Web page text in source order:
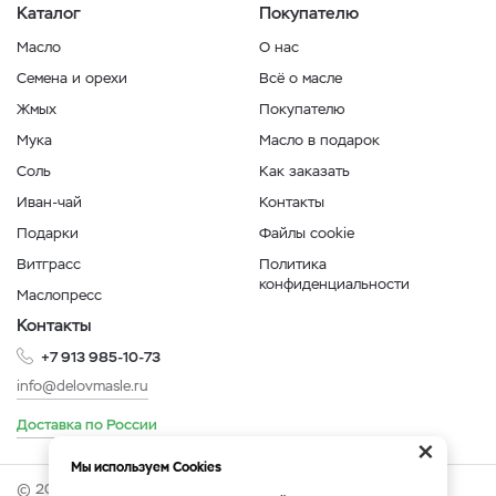
Каталог
Масло
Семена и орехи
Жмых
Мука
Соль
Иван-чай
Подарки
Витграсс
Маслопресс
Покупателю
О нас
Всё о масле
Покупателю
Масло в подарок
Как заказать
Контакты
Файлы cookie
Политика
конфиденциальности
Контакты
+7 913 985-10-73
info@delovmasle.ru
Доставка по России
© 2026 Интернет-магазин "Дело в масле".
×
Мы используем Cookies